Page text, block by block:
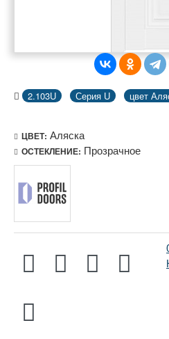
2.103U Серия U цвет
ЦВЕТ: Аляска
ОСТЕКЛЕНИЕ: Прозрачное